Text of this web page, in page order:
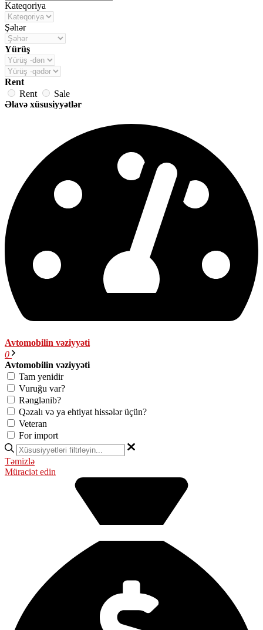
Kateqoriya
Şəhər
Yürüş
Rent
Rent
Sale
Əlavə xüsusiyyətlər
Avtomobilin vəziyyəti
0
Avtomobilin vəziyyəti
Tam yenidir
Vuruğu var?
Rənglənib?
Qəzalı və ya ehtiyat hissələr üçün?
Veteran
For import
Təmizlə
Müraciət edin